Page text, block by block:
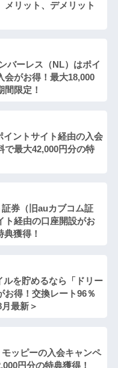
メリット、デメリット
バーレス（NL）はポイ
会がお得！最大18,000
間限定！
イントサイト経由の入会
で最大42,000円分の特
券（旧auカブコム証
ト経由の口座開設がお
獲得！
を貯めるなら「ドリー
お得！交換レート96％
最新＞
モッピーの入会キャンペ
円分の特典獲得！